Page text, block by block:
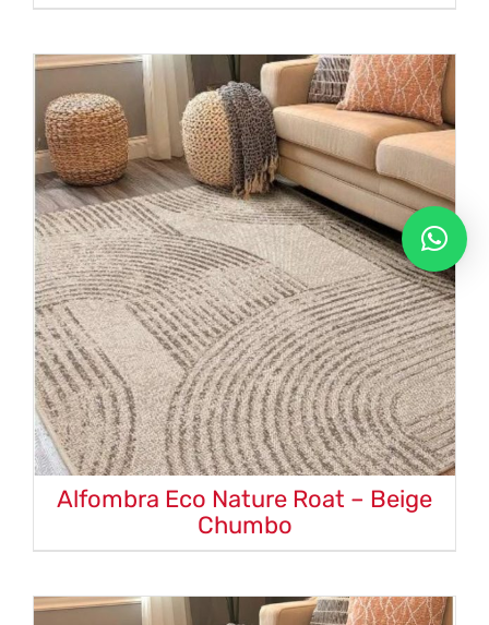
Alfombra Eco Nature Roat – Beige
Chumbo